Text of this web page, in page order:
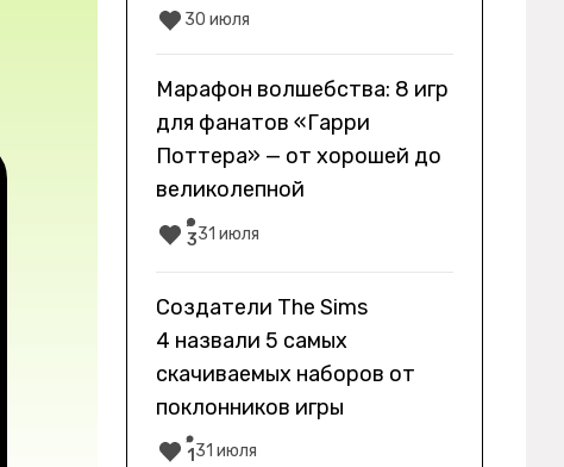
30 июля
Марафон волшебства: 8 игр
для фанатов «Гарри
Поттера» — от хорошей до
великолепной
331 июля
Создатели The Sims
4 назвали 5 самых
скачиваемых наборов от
поклонников игры
1 31 июля